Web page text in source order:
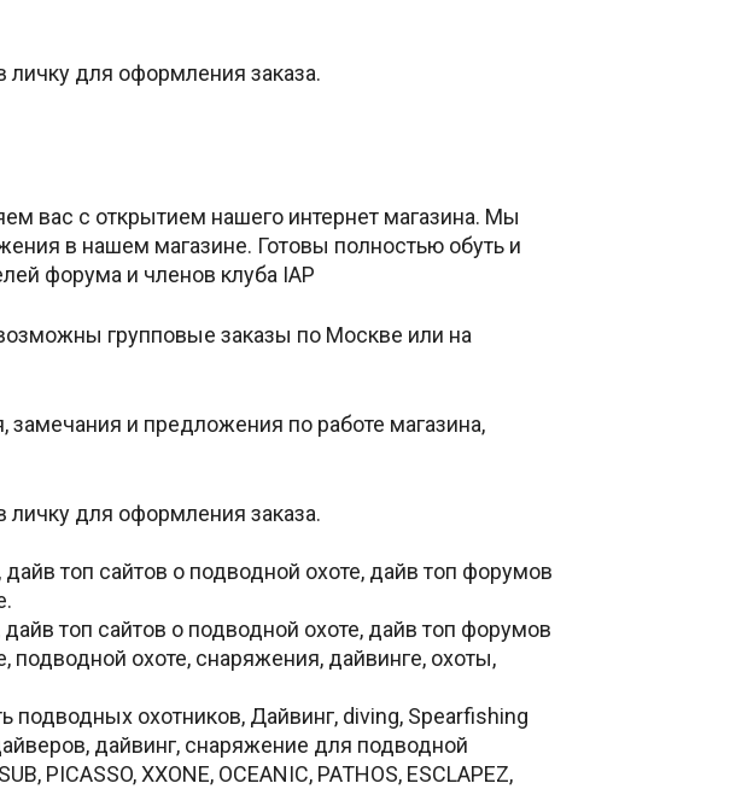
личку для оформления заказа.
вас с открытием нашего интернет магазина. Мы
в нашем магазине. Готовы полностью обуть и
форума и членов клуба IAP
групповые заказы по Москве или на
и предложения по работе магазина,
личку для оформления заказа.
топ сайтов о подводной охоте, дайв топ форумов
топ сайтов о подводной охоте, дайв топ форумов
подводной охоте, снаряжения, дайвинге, охоты,
охотников, Дайвинг, diving, Spearfishing
дайвинг, снаряжение для подводной
PICASSO, XXONE, OCEANIC, PATHOS, ESCLAPEZ,